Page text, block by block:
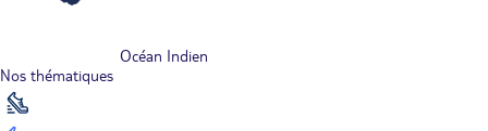
Océan Indien
Nos thématiques